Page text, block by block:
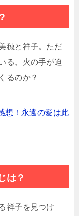
穂と祥子。ただ
る。火の手が迫
るのか？
想！永遠の愛は此
は？
祥子を見つけ